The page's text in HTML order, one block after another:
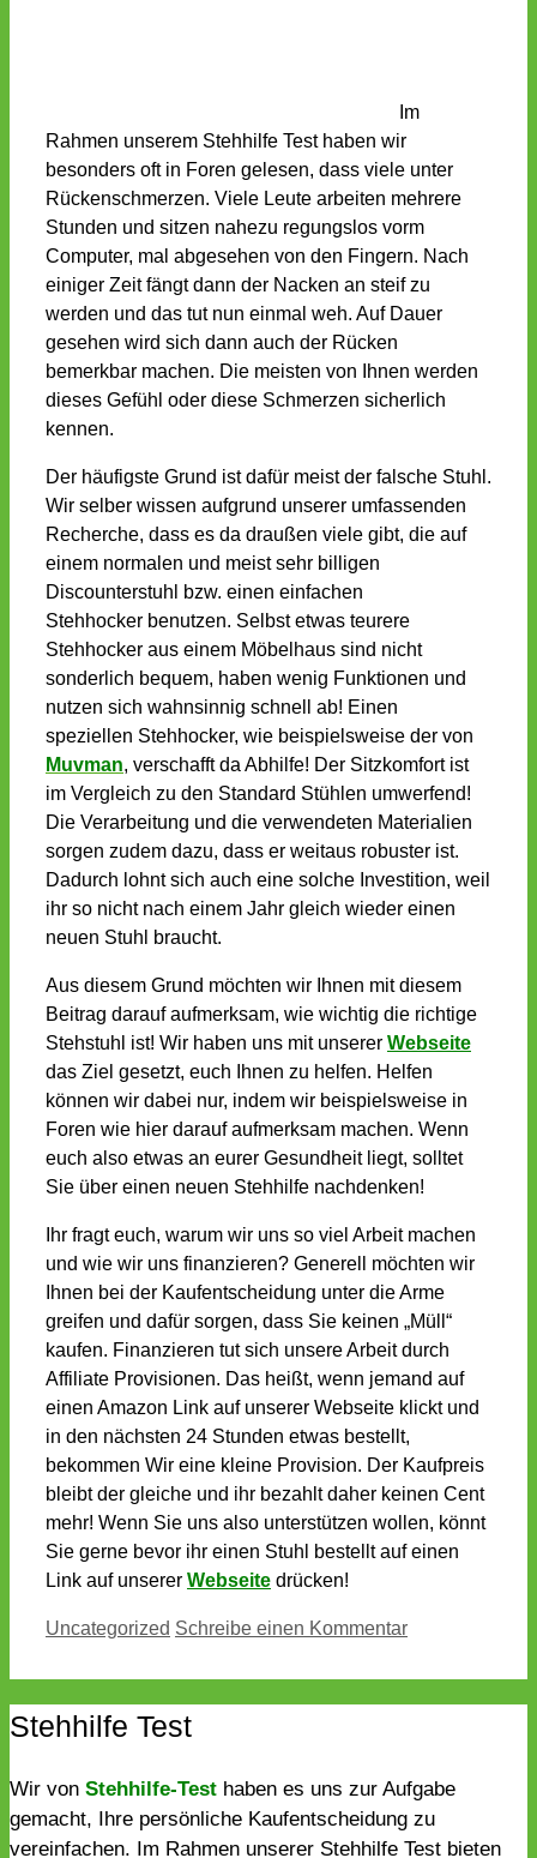
Im
Rahmen unserem Stehhilfe Test haben wir
besonders oft in Foren gelesen, dass viele unter
Rückenschmerzen. Viele Leute arbeiten mehrere
Stunden und sitzen nahezu regungslos vorm
Computer, mal abgesehen von den Fingern. Nach
einiger Zeit fängt dann der Nacken an steif zu
werden und das tut nun einmal weh. Auf Dauer
gesehen wird sich dann auch der Rücken
bemerkbar machen. Die meisten von Ihnen werden
dieses Gefühl oder diese Schmerzen sicherlich
kennen.
Der häufigste Grund ist dafür meist der falsche Stuhl.
Wir selber wissen aufgrund unserer umfassenden
Recherche, dass es da draußen viele gibt, die auf
einem normalen und meist sehr billigen
Discounterstuhl bzw. einen einfachen
Stehhocker benutzen. Selbst etwas teurere
Stehhocker aus einem Möbelhaus sind nicht
sonderlich bequem, haben wenig Funktionen und
nutzen sich wahnsinnig schnell ab! Einen
speziellen Stehhocker, wie beispielsweise der von
Muvman, verschafft da Abhilfe! Der Sitzkomfort ist
im Vergleich zu den Standard Stühlen umwerfend!
Die Verarbeitung und die verwendeten Materialien
sorgen zudem dazu, dass er weitaus robuster ist.
Dadurch lohnt sich auch eine solche Investition, weil
ihr so nicht nach einem Jahr gleich wieder einen
neuen Stuhl braucht.
Aus diesem Grund möchten wir Ihnen mit diesem
Beitrag darauf aufmerksam, wie wichtig die richtige
Stehstuhl ist! Wir haben uns mit unserer Webseite
das Ziel gesetzt, euch Ihnen zu helfen. Helfen
können wir dabei nur, indem wir beispielsweise in
Foren wie hier darauf aufmerksam machen. Wenn
euch also etwas an eurer Gesundheit liegt, solltet
Sie über einen neuen Stehhilfe nachdenken!
Ihr fragt euch, warum wir uns so viel Arbeit machen
und wie wir uns finanzieren? Generell möchten wir
Ihnen bei der Kaufentscheidung unter die Arme
greifen und dafür sorgen, dass Sie keinen „Müll“
kaufen. Finanzieren tut sich unsere Arbeit durch
Affiliate Provisionen. Das heißt, wenn jemand auf
einen Amazon Link auf unserer Webseite klickt und
in den nächsten 24 Stunden etwas bestellt,
bekommen Wir eine kleine Provision. Der Kaufpreis
bleibt der gleiche und ihr bezahlt daher keinen Cent
mehr! Wenn Sie uns also unterstützen wollen, könnt
Sie gerne bevor ihr einen Stuhl bestellt auf einen
Link auf unserer Webseite drücken!
Kategorien
Uncategorized Schreibe einen Kommentar
Stehhilfe Test
Wir von Stehhilfe-Test haben es uns zur Aufgabe
gemacht, Ihre persönliche Kaufentscheidung zu
vereinfachen. Im Rahmen unserer Stehhilfe Test bieten